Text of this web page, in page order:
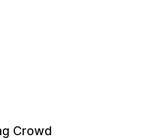
Crowd